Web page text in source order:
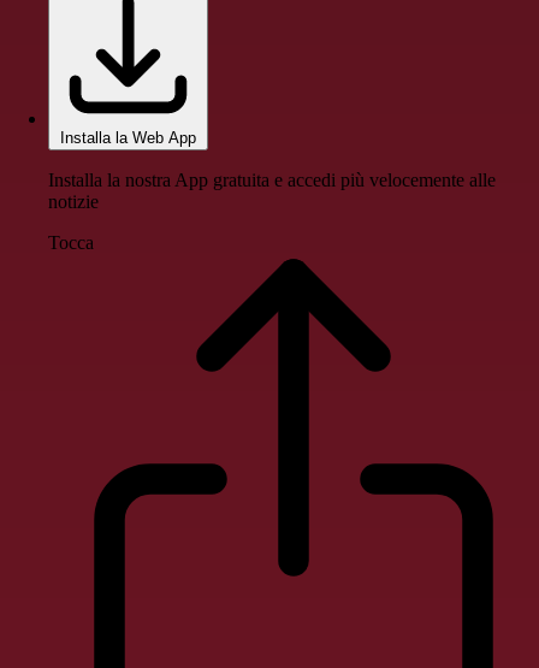
Installa la Web App
Installa la nostra App gratuita e accedi più velocemente alle
notizie
Tocca